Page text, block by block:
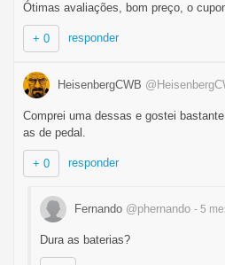
Ótimas avaliações, bom preço, o
+ 0 responder
HeisenbergCWB
Comprei uma dessas e gostei
as de pedal.
+ 0 responder
Fernando @phernando - 5
Dura as baterias?